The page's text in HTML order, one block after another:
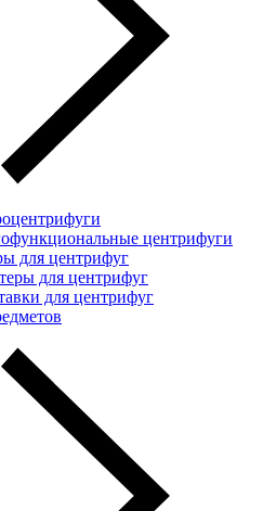
центрифуги
для центрифуг
для центрифуг
для центрифуг